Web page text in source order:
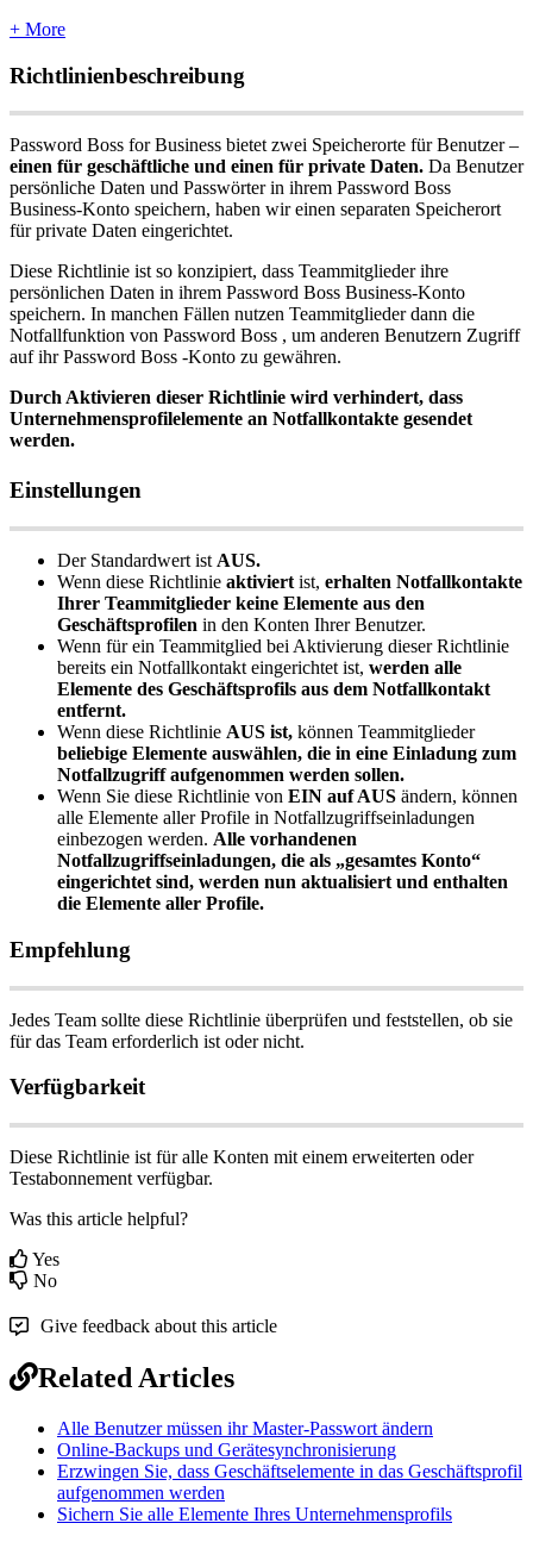
+ More
Richtlinienbeschreibung
Password Boss for Business bietet zwei Speicherorte für Benutzer –
einen für geschäftliche und einen für private Daten. Da Benutzer
persönliche Daten und Passwörter in ihrem Password Boss
Business-Konto speichern, haben wir einen separaten Speicherort
für private Daten eingerichtet.
Diese Richtlinie ist so konzipiert, dass Teammitglieder ihre
persönlichen Daten in ihrem Password Boss Business-Konto
speichern. In manchen Fällen nutzen Teammitglieder dann die
Notfallfunktion von Password Boss , um anderen Benutzern Zugriff
auf ihr Password Boss -Konto zu gewähren.
Durch Aktivieren dieser Richtlinie wird verhindert, dass
Unternehmensprofilelemente an Notfallkontakte gesendet
werden.
Einstellungen
Der Standardwert ist AUS.
Wenn diese Richtlinie aktiviert ist, erhalten Notfallkontakte
Ihrer Teammitglieder keine Elemente aus den
Geschäftsprofilen in den Konten Ihrer Benutzer.
Wenn für ein Teammitglied bei Aktivierung dieser Richtlinie
bereits ein Notfallkontakt eingerichtet ist, werden alle
Elemente des Geschäftsprofils aus dem Notfallkontakt
entfernt.
Wenn diese Richtlinie AUS ist, können Teammitglieder
beliebige Elemente auswählen, die in eine Einladung zum
Notfallzugriff aufgenommen werden sollen.
Wenn Sie diese Richtlinie von EIN auf AUS ändern, können
alle Elemente aller Profile in Notfallzugriffseinladungen
einbezogen werden. Alle vorhandenen
Notfallzugriffseinladungen, die als „gesamtes Konto“
eingerichtet sind, werden nun aktualisiert und enthalten
die Elemente aller Profile.
Empfehlung
Jedes Team sollte diese Richtlinie überprüfen und feststellen, ob sie
für das Team erforderlich ist oder nicht.
Verfügbarkeit
Diese Richtlinie ist für alle Konten mit einem erweiterten oder
Testabonnement verfügbar.
Was this article helpful?
Yes
No
Give feedback about this article
Related Articles
Alle Benutzer müssen ihr Master-Passwort ändern
Online-Backups und Gerätesynchronisierung
Erzwingen Sie, dass Geschäftselemente in das Geschäftsprofil
aufgenommen werden
Sichern Sie alle Elemente Ihres Unternehmensprofils